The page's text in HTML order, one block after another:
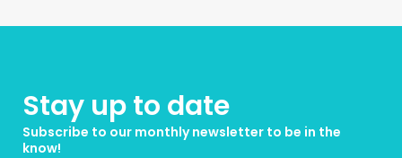
Stay up to date
Subscribe to our monthly newsletter to be in the
know!